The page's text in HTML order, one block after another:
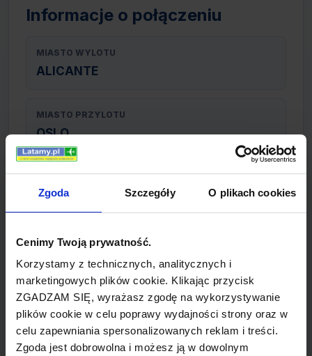
Zgoda Szczegóły O plikach cookies
Cenimy Twoją prywatność.
Korzystamy z technicznych, analitycznych i
marketingowych plików cookie. Klikając przycisk
ZGADZAM SIĘ, wyrażasz zgodę na wykorzystywanie
plików cookie w celu poprawy wydajności strony oraz w
celu zapewniania spersonalizowanych reklam i treści.
Zgoda jest dobrowolna i możesz ją w dowolnym
Informacje o połączeniu
MIASTO WYLOTU
ALICANTE
MIASTO PRZYLOTU
OSLO
TYP POŁĄCZENIA
bezpośrednie
REZERWACJA
online lub telefoniczna
PŁATNOŚĆ
przelew, gotówka, karta